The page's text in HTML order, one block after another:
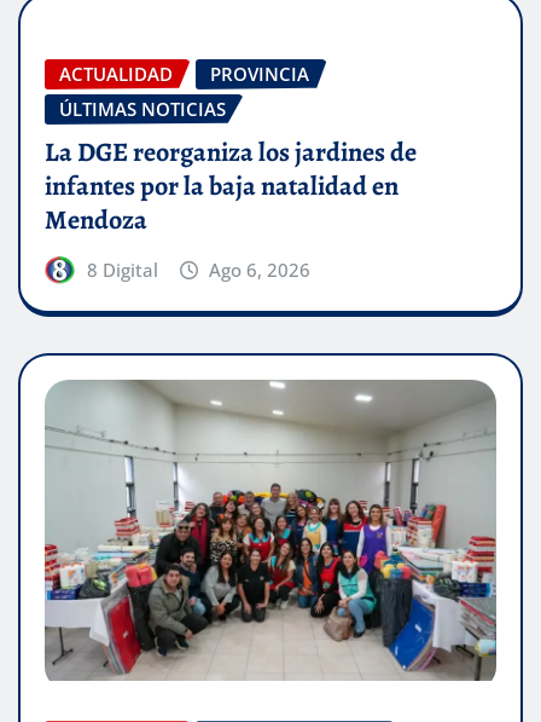
ACTUALIDAD
PROVINCIA
ÚLTIMAS NOTICIAS
La DGE reorganiza los jardines de
infantes por la baja natalidad en
Mendoza
8 Digital Ago 6, 2026